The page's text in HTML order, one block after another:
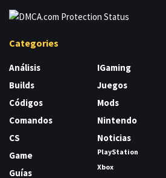
Categories
Análisis
Builds
Códigos
Comandos
CS
Game
Guías
IGaming
Juegos
Mods
Nintendo
Noticias
PlayStation
Xbox